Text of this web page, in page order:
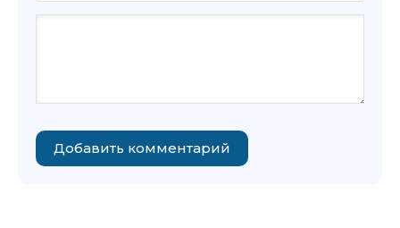
Добавить комментарий